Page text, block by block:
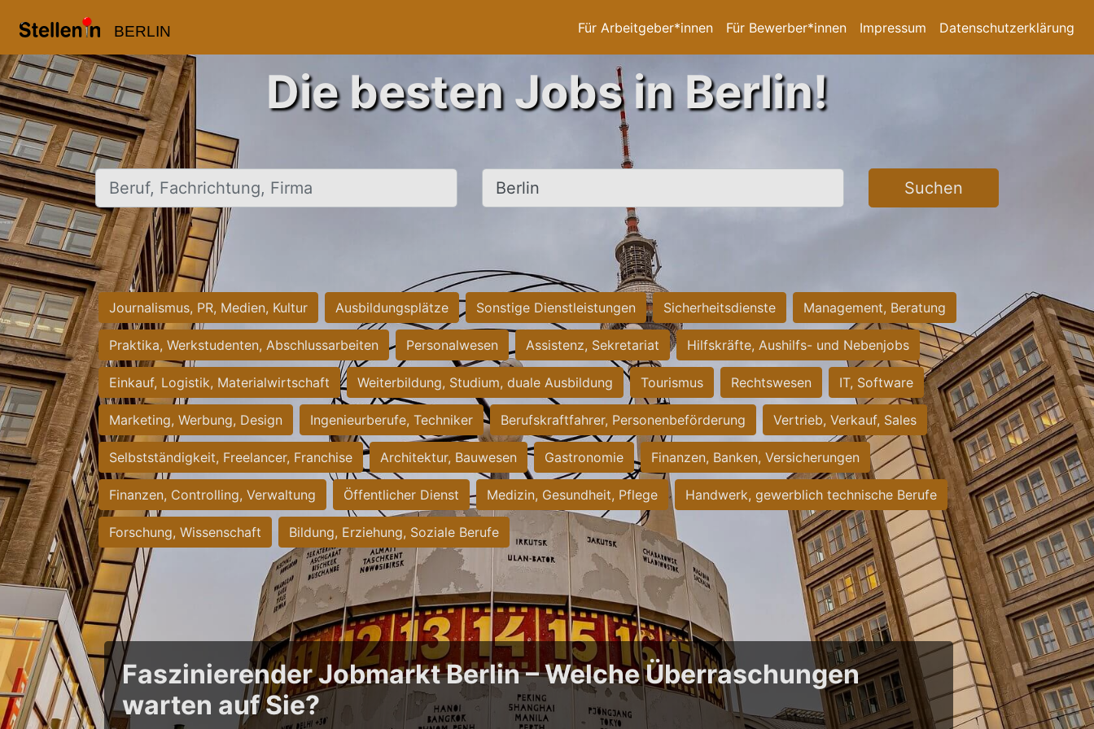
BERLIN Für Arbeitgeber*innen Für Bewerber*innen Impressum Datenschutzerklärung
Die besten Jobs in Berlin!
Beruf, Fachrichtung, Firma Ort, Stadt Suchen
Journalismus, PR, Medien, Kultur Ausbildungsplätze Sonstige Dienstleistungen Sicherheitsdienste Management, Beratung
Praktika, Werkstudenten, Abschlussarbeiten Personalwesen Assistenz, Sekretariat Hilfskräfte, Aushilfs- und Nebenjobs
Einkauf, Logistik, Materialwirtschaft Weiterbildung, Studium, duale Ausbildung Tourismus Rechtswesen IT, Software
Marketing, Werbung, Design Ingenieurberufe, Techniker Berufskraftfahrer, Personenbeförderung Vertrieb, Verkauf, Sales
Selbstständigkeit, Freelancer, Franchise Architektur, Bauwesen Gastronomie Finanzen, Banken, Versicherungen
Finanzen, Controlling, Verwaltung Öffentlicher Dienst Medizin, Gesundheit, Pflege Handwerk, gewerblich technische Berufe
Forschung, Wissenschaft Bildung, Erziehung, Soziale Berufe
Faszinierender Jobmarkt Berlin – Welche Überraschungen
warten auf Sie?